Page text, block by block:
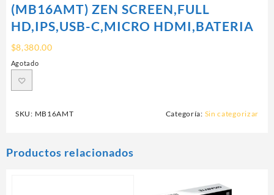
(MB16AMT) ZEN SCREEN,FULL
HD,IPS,USB-C,MICRO HDMI,BATERIA
$8,380.00
Agotado
SKU: MB16AMT Categoría: Sin categorizar
Productos relacionados